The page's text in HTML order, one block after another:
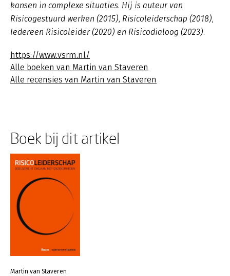
kansen in complexe situaties. Hij is auteur van
Risicogestuurd werken (2015), Risicoleiderschap (2018),
Iedereen Risicoleider (2020) en Risicodialoog (2023).
https://www.vsrm.nl/
Alle boeken van Martin van Staveren
Alle recensies van Martin van Staveren
Boek bij dit artikel
Martin van Staveren